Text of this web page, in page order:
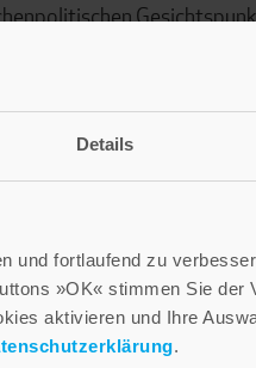
Details
und fortlaufend zu
»OK« stimmen Sie der
aktivieren und Ihre
.
und als